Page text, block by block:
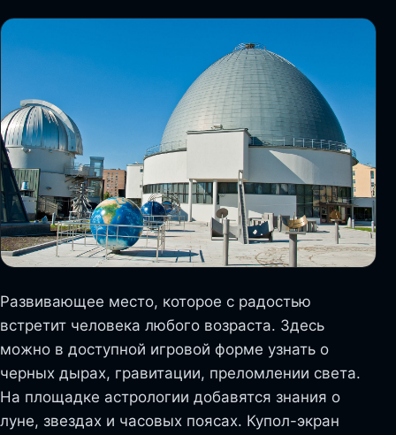
Развивающее место, которое с радостью
встретит человека любого возраста. Здесь
можно в доступной игровой форме узнать о
черных дырах, гравитации, преломлении света.
На площадке астрологии добавятся знания о
луне, звездах и часовых поясах. Купол-экран